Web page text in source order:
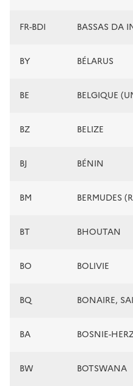
FR-BDI BASSAS DA
BY BÉLARUS
BE BELGIQUE
BZ BELIZE
BJ BÉNIN
BM BERMUDES
BT BHOUTAN
BO BOLIVIE
BQ BONAIRE,
BA BOSNIE-
BW BOTSWANA